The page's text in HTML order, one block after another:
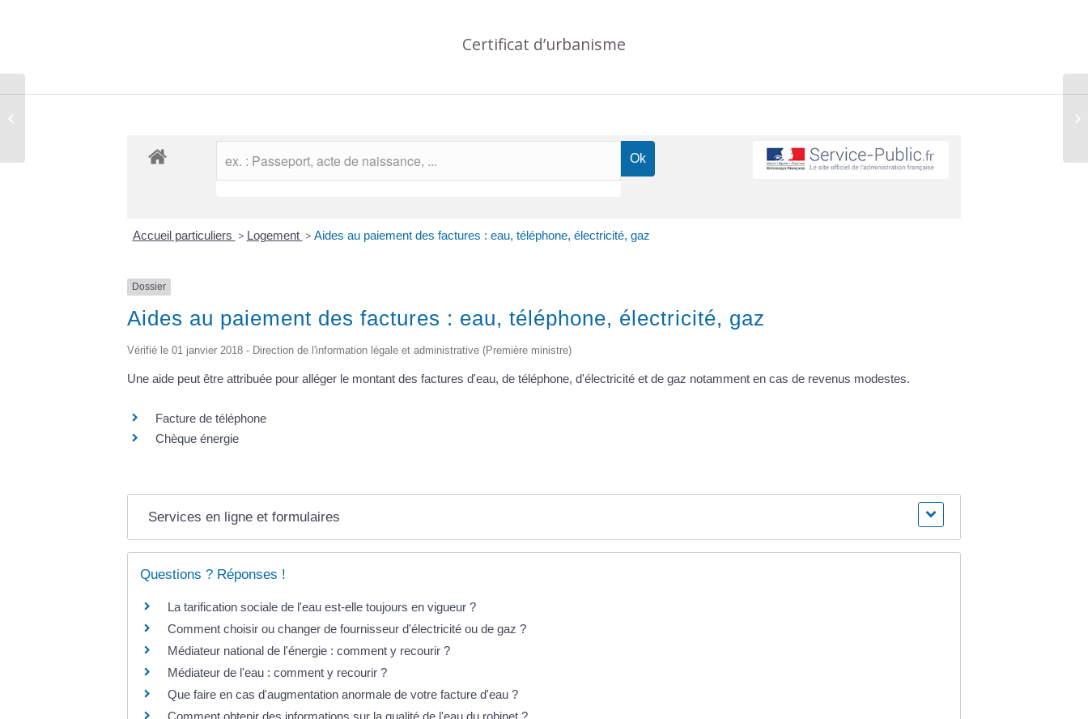
Certificat d’urbanisme
Accueil particuliers > Logement > Aides au paiement des factures : eau, téléphone, électricité, gaz
Dossier
Aides au paiement des factures : eau, téléphone, électricité, gaz
Vérifié le 01 janvier 2018 - Direction de l'information légale et administrative (Première ministre)
Une aide peut être attribuée pour alléger le montant des factures d'eau, de téléphone, d'électricité et de gaz notamment en cas de revenus modestes.
Facture de téléphone
Chèque énergie
Services en ligne et formulaires
Questions ? Réponses !
La tarification sociale de l'eau est-elle toujours en vigueur ?
Comment choisir ou changer de fournisseur d'électricité ou de gaz ?
Médiateur national de l'énergie : comment y recourir ?
Médiateur de l'eau : comment y recourir ?
Que faire en cas d'augmentation anormale de votre facture d'eau ?